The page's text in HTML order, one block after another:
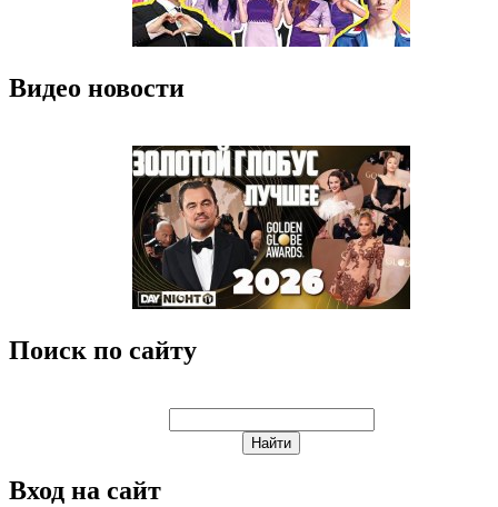
Видео новости
Поиск по сайту
Вход на сайт